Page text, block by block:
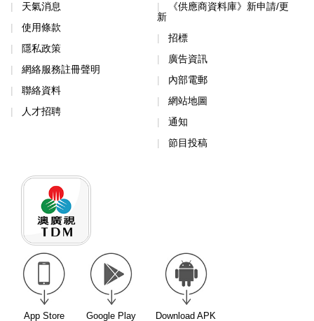
天氣消息
使用條款
隱私政策
網絡服務註冊聲明
聯絡資料
人才招聘
《供應商資料庫》新申請/更
新
招標
廣告資訊
內部電郵
網站地圖
通知
節目投稿
App Store Google Play Download APK